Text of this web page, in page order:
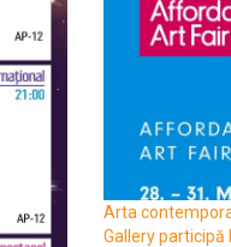
Arta
Gallery